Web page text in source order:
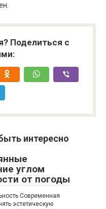
Поделиться с
интересно
углом
от погоды
Современная
эстетическую